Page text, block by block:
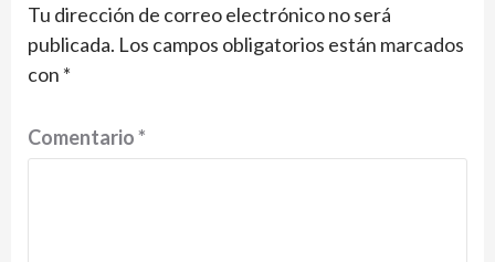
Tu dirección de correo electrónico no será
publicada. Los campos obligatorios están marcados
con *
Comentario*